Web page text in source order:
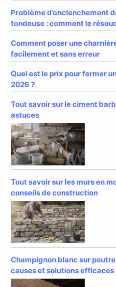
Problème d’enclenchement
tondeuse : comment le
Comment poser une
facilement et sans erreur
Quel est le prix pour fermer
2026 ?
Tout savoir sur le ciment
astuces
Tout savoir sur les murs en
conseils de construction
Champignon blanc sur
causes et solutions efficaces